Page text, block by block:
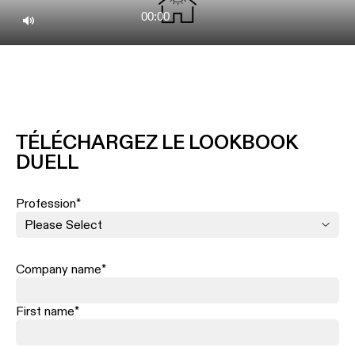
00:00
TÉLÉCHARGEZ LE LOOKBOOK
DUELL
Profession*
Company name*
First name*